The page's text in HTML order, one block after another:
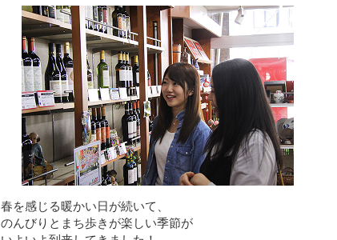
春を感じる暖かい日が続いて、
のんびりとまち歩きが楽しい季節が